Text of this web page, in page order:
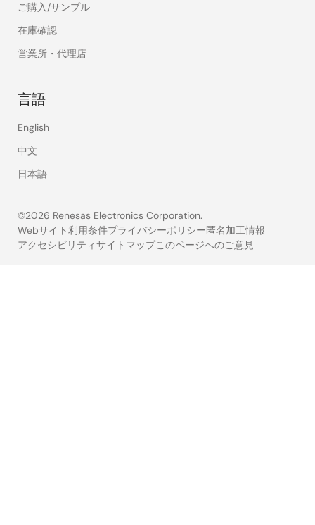
ご購入/サンプル
在庫確認
営業所・代理店
言語
English
中文
日本語
©2026 Renesas Electronics Corporation.
Legal
Webサイト利用条件プライバシーポリシー匿名加工情報
アクセシビリティサイトマップこのページへのご意見